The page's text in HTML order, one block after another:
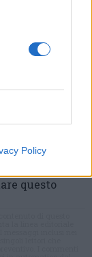
Policy
questo